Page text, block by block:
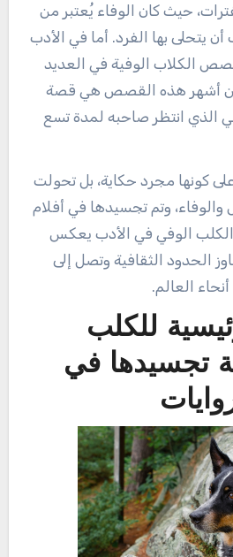
حيث كان الوفاء يُعتبر من
يتحلى بها الفرد. أما في الأدب
الكلاب الوفية في العديد
من أشهر هذه القصص هي قصة
الذي انتظر صاحبه لمدة تسع
كونها مجرد حكاية، بل تحولت
والوفاء، وتم تجسيدها في أفلام
الوفي في الأدب يعكس
الحدود الثقافية وتصل إلى
العالم.
للكلب
تجسيدها في